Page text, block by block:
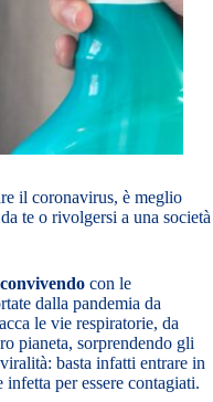
il coronavirus, è meglio
te o rivolgersi a una società
convivendo con le
dalla pandemia da
le vie respiratorie, da
pianeta, sorprendendo gli
basta infatti entrare in
per essere contagiati.